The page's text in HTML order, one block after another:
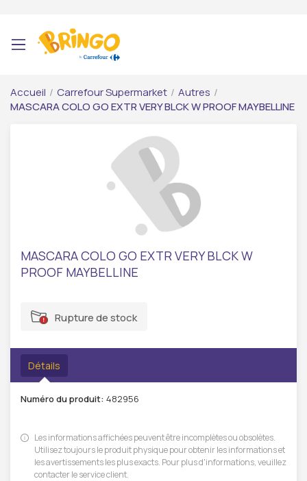
Accueil / Carrefour Supermarket / Autres /
MASCARA COLO GO EXTR VERY BLCK W PROOF MAYBELLINE
MASCARA COLO GO EXTR VERY BLCK W
PROOF MAYBELLINE
Rupture de stock
Détails
Numéro du produit: 482956
Les informations affichées peuvent être incomplètes ou obsolètes.
Utilisez toujours le produit physique pour obtenir les informations et
les avertissements les plus exacts. Pour plus d'informations, veuillez
contacter le service client.